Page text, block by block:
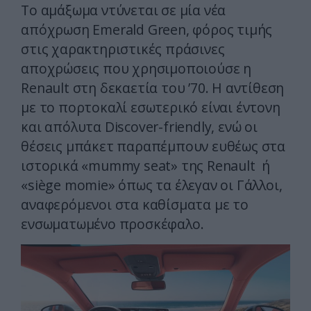
Το αμάξωμα ντύνεται σε μία νέα
απόχρωση Emerald Green, φόρος τιμής
στις χαρακτηριστικές πράσινες
αποχρώσεις που χρησιμοποιούσε η
Renault στη δεκαετία του ’70. Η αντίθεση
με το πορτοκαλί εσωτερικό είναι έντονη
και απόλυτα Discover-friendly, ενώ οι
θέσεις μπάκετ παραπέμπουν ευθέως στα
ιστορικά «mummy seat» της Renault ή
«siège momie» όπως τα έλεγαν οι Γάλλοι,
αναφερόμενοι στα καθίσματα με το
ενσωματωμένο προσκέφαλο.